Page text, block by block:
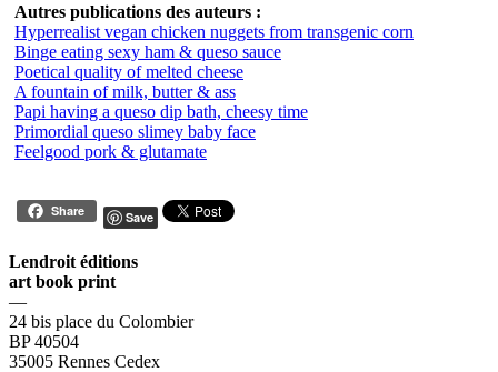
Autres publications des auteurs :
Hyperrealist vegan chicken nuggets from transgenic corn
Binge eating sexy ham & queso sauce
Poetical quality of melted cheese
A fountain of milk, butter & ass
Papi having a queso dip bath, cheesy time
Primordial queso slimey baby face
Feelgood pork & glutamate
Share Save
Lendroit éditions
art book print
—
24 bis place du Colombier
BP 40504
35005 Rennes Cedex